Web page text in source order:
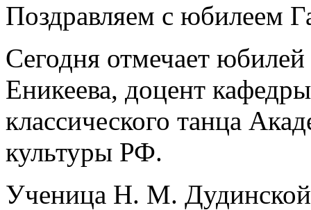
Поздравляем с юбилеем
Сегодня отмечает
Еникеева, доцент
классического танца
культуры РФ.
Ученица Н. М. Дудинской